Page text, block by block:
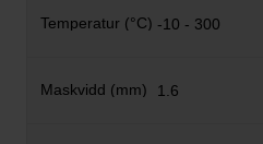
-10 - 300
1.6